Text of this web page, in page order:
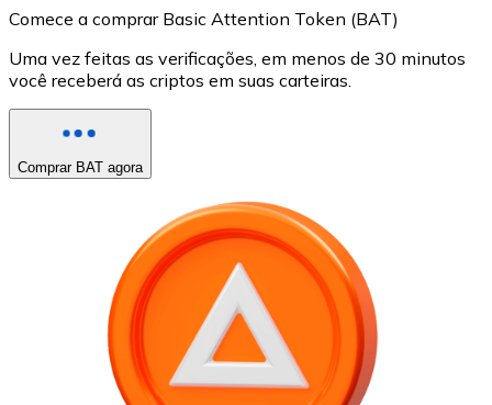
Comece a comprar Basic Attention Token (BAT)
Uma vez feitas as verificações, em menos de 30 minutos
você receberá as criptos em suas carteiras.
Comprar BAT agora